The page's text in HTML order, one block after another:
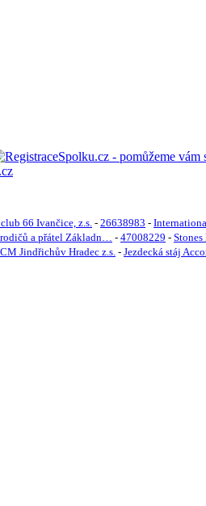
66 Ivančice, z.s. - 26638983 -
a přátel Základn… - 47008229 - Stones
Jindřichův Hradec z.s. - Jezdecká stáj